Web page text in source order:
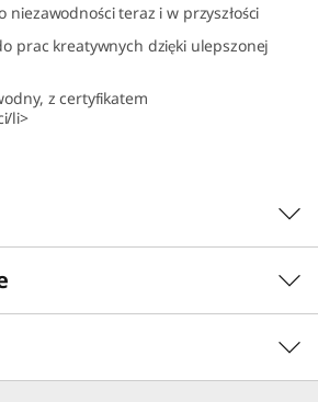
niezawodności teraz i w przyszłości
prac kreatywnych dzięki ulepszonej
z certyfikatem
li>